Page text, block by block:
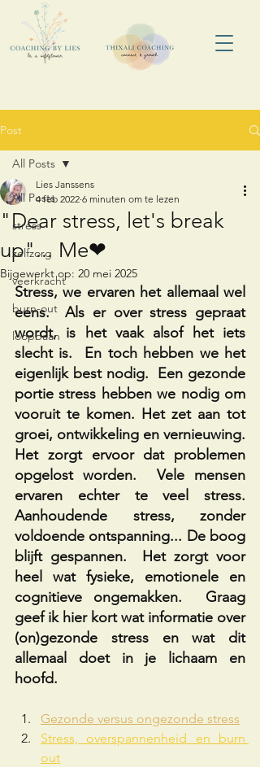
Post
All Posts
stress
zelfzorg
veerkracht
burn-out
loopbaan
All Posts
"Dear stress, let's break
up"... Me❤
Lies Janssens
4 feb 2022 6 minuten om te lezen
Bijgewerkt op: 20 mei 2025
Stress, we ervaren het allemaal wel
eens.  Als er over stress gepraat
wordt, is het vaak alsof het iets
slecht is.  En toch hebben we het
eigenlijk best nodig.  Een gezonde
portie stress hebben we nodig om
vooruit te komen. Het zet aan tot
groei, ontwikkeling en vernieuwing.
Het zorgt ervoor dat problemen
opgelost worden.  Vele mensen
ervaren echter te veel stress.
Aanhoudende stress, zonder
voldoende ontspanning... De boog
blijft gespannen.  Het zorgt voor
heel wat fysieke, emotionele en
cognitieve ongemakken.  Graag
geef ik hier kort wat informatie over
(on)gezonde stress en wat dit
allemaal doet in je lichaam en
hoofd.
Gezonde versus ongezonde stress
Stress, overspannenheid en burn
out